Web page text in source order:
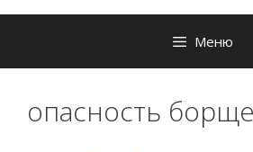
Меню
опасность